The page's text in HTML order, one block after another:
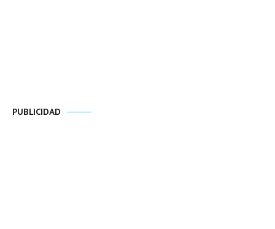
PUBLICIDAD